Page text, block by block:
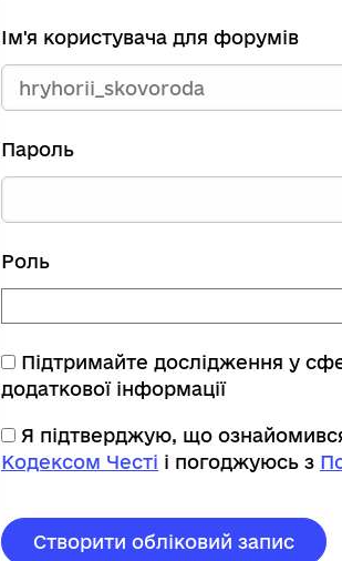
Ім'я користувача для форумів
Пароль
Роль
Підтримайте дослідження у
додаткової інформації
Я підтверджую, що
Кодексом Честі і погоджуюсь з
Створити обліковий запис